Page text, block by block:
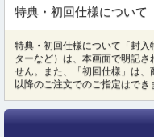
特典・初回仕様について
特典・初回仕様について「封
ターなど）は、本画面で明記
せん。また、「初回仕様」は、
以降のご注文でのご指定はでき